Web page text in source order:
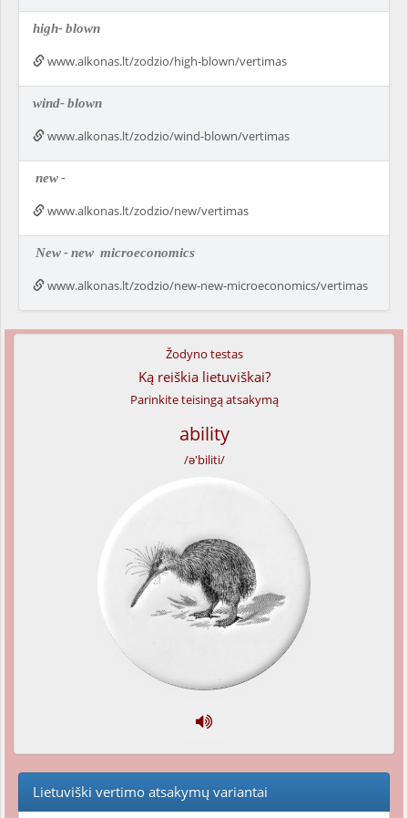
high-blown
www.alkonas.lt/zodzio/high-blown/vertimas
wind-blown
www.alkonas.lt/zodzio/wind-blown/vertimas
new-
www.alkonas.lt/zodzio/new/vertimas
New-new microeconomics
www.alkonas.lt/zodzio/new-new-microeconomics/vertimas
Žodyno testas
Ką reiškia lietuviškai?
Parinkite teisingą atsakymą
ability
/ə'biliti/
Lietuviški vertimo atsakymų variantai